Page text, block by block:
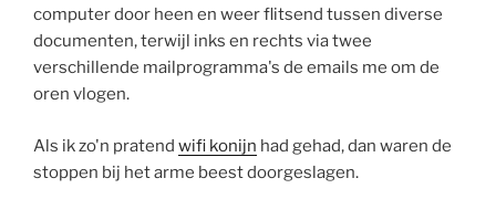
computer door heen en weer flitsend tussen diverse
documenten, terwijl inks en rechts via twee
verschillende mailprogramma's de emails me om de
oren vlogen.
Als ik zo'n pratend wifi konijn had gehad, dan waren de
stoppen bij het arme beest doorgeslagen.